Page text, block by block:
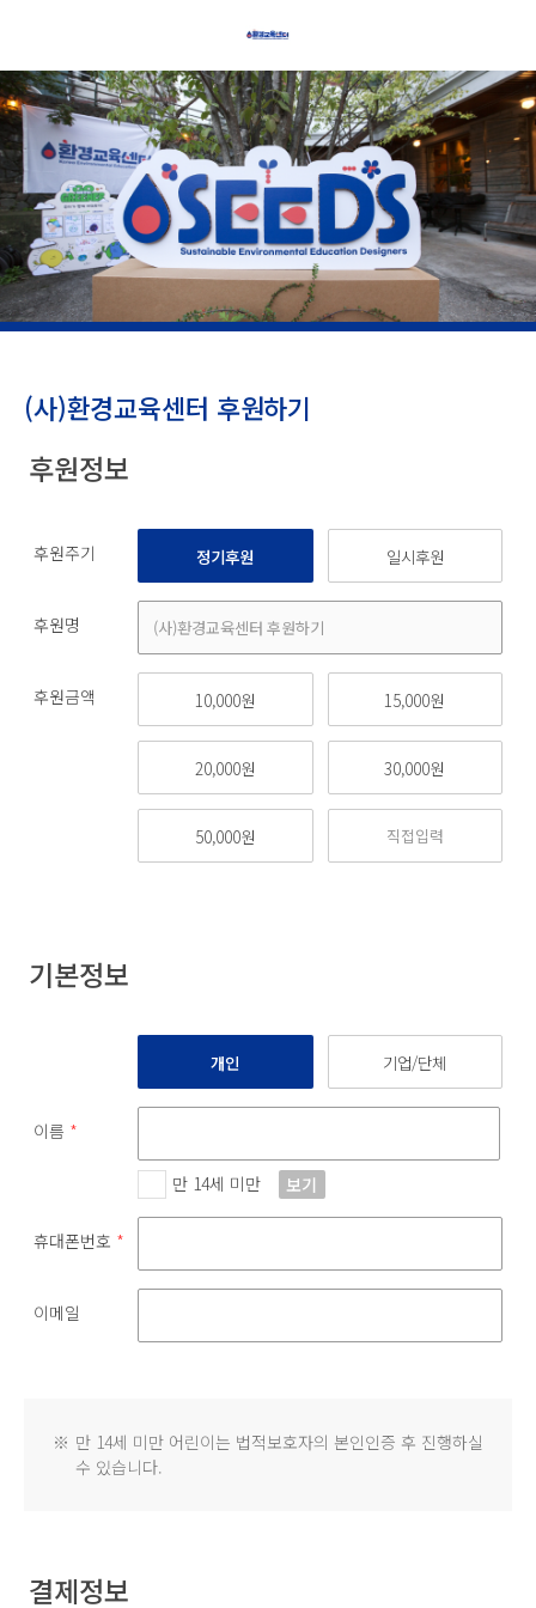
(사)환경교육센터 후원하기
후원정보
후원주기 정기후원 일시후원
후원명
후원금액 10,000원 15,000원
20,000원 30,000원
50,000원
기본정보
개인 기업/단체
이름 *
만 14세 미만 보기
휴대폰번호 *
이메일
※ 만 14세 미만 어린이는 법적보호자의 본인인증 후 진행하실
수 있습니다.
결제정보